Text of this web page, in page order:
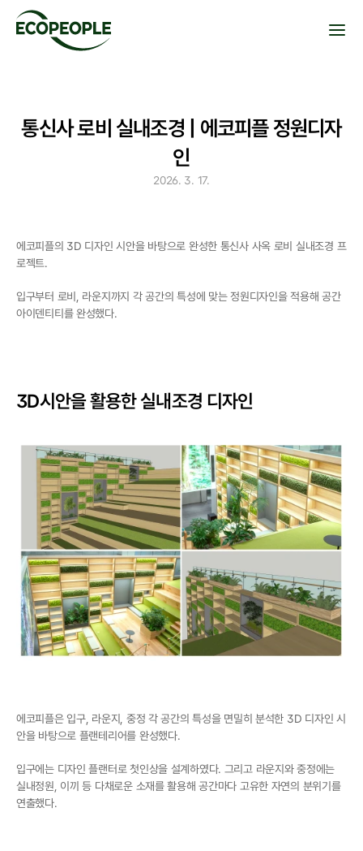
통신사 로비 실내조경 | 에코피플 정원디자
인
2026. 3. 17.
에코피플의 3D 디자인 시안을 바탕으로 완성한 통신사 사옥 로비 실내조경 프
로젝트.
입구부터 로비, 라운지까지 각 공간의 특성에 맞는 정원디자인을 적용해 공간
아이덴티티를 완성했다.
3D시안을 활용한 실내조경 디자인
에코피플은 입구, 라운지, 중정 각 공간의 특성을 면밀히 분석한 3D 디자인 시
안을 바탕으로 플랜테리어를 완성했다.
입구에는 디자인 플랜터로 첫인상을 설계하였다. 그리고 라운지와 중정에는
실내정원, 이끼 등 다채로운 소재를 활용해 공간마다 고유한 자연의 분위기를
연출했다.